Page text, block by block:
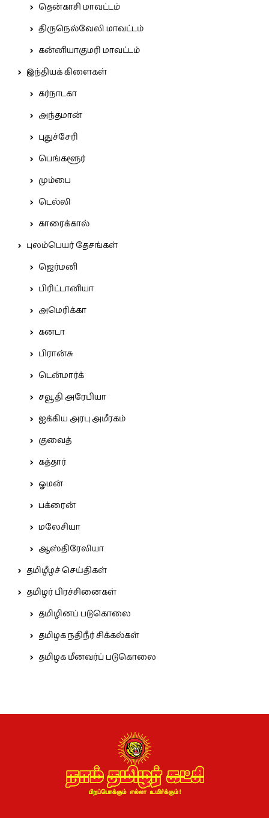
தென்காசி மாவட்டம்
திருநெல்வேலி மாவட்டம்
கன்னியாகுமரி மாவட்டம்
இந்தியக் கிளைகள்
கர்நாடகா
அந்தமான்
புதுச்சேரி
பெங்களூர்
மும்பை
டெல்லி
காரைக்கால்
புலம்பெயர் தேசங்கள்
ஜெர்மனி
பிரிட்டானியா
அமெரிக்கா
கனடா
பிரான்சு
டென்மார்க்
சவூதி அரேபியா
ஐக்கிய அரபு அமீரகம்
குவைத்
கத்தார்
ஓமன்
பக்ரைன்
மலேசியா
ஆஸ்திரேலியா
தமிழீழச் செய்திகள்
தமிழர் பிரச்சினைகள்
தமிழினப் படுகொலை
தமிழக நதிநீர் சிக்கல்கள்
தமிழக மீனவர்ப் படுகொலை